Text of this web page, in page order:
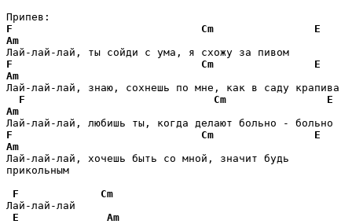
F
Cm
E
Am
F
Cm
E
Am
Лай-лай-лай, знаю, сохнешь по мне, как в саду крапива
F
Cm
E
Am
F
Cm
E
Am
Лай-лай-лай, хочешь быть со мной, значит будь
прикольным
F
Cm
Лай-лай-лай
E
Am